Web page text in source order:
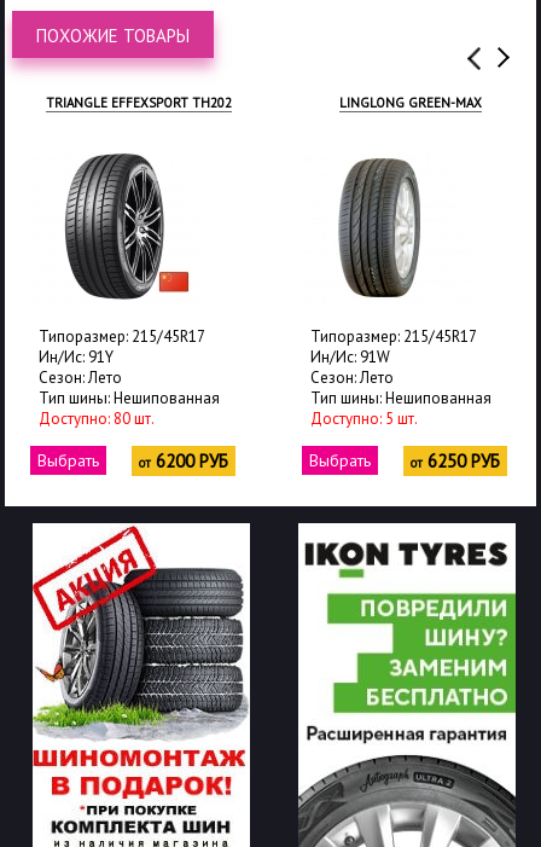
ПОХОЖИЕ ТОВАРЫ
TRIANGLE EFFEXSPORT TH202
Типоразмер: 215/45R17
Ин/Ис: 91Y
Сезон: Лето
Тип шины: Нешипованная
Доступно: 80 шт.
Выбрать от6200 РУБ
LINGLONG GREEN-MAX
Типоразмер: 215/45R17
Ин/Ис: 91W
Сезон: Лето
Тип шины: Нешипованная
Доступно: 5 шт.
Выбрать от6250 РУБ